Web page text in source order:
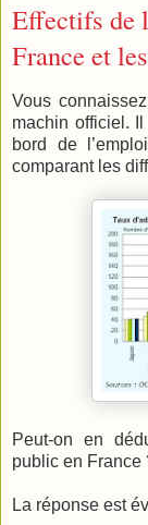
Effectifs de
France et
Vous
machin officiel.
bord de
comparant les
Peut-on en
public en France
La réponse est